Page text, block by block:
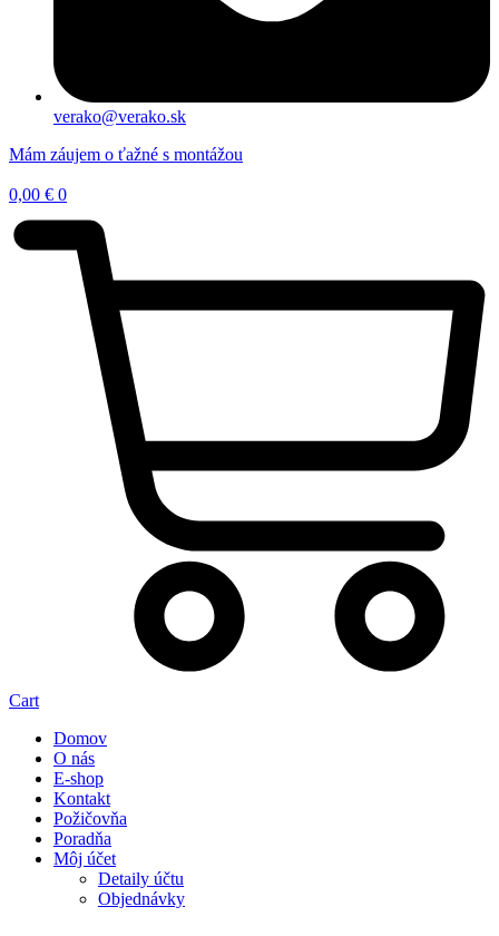
verako@verako.sk
Mám záujem o ťažné s montážou
0,00 € 0
Cart
Domov
O nás
E-shop
Kontakt
Požičovňa
Poradňa
Môj účet
Detaily účtu
Objednávky